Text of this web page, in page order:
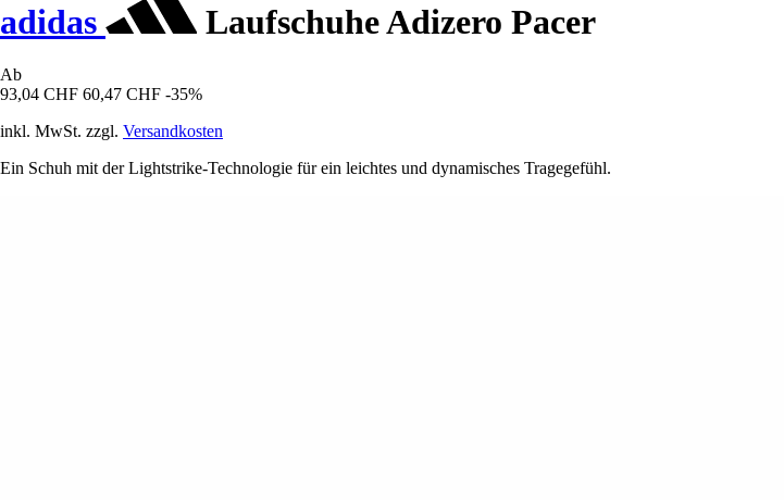
adidas Laufschuhe Adizero Pacer
Ab
93,04 CHF 60,47 CHF -35%
inkl. MwSt. zzgl. Versandkosten
Ein Schuh mit der Lightstrike-Technologie für ein leichtes und dynamisches Tragegefühl.